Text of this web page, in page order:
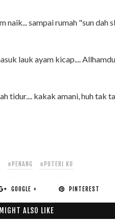
naik... sampai rumah "sun dah
lauk ayam kicap....
tidur.... kakak amani, huh tak
#PENANG #PUTERI KU
GOOGLE + PINTEREST
ALSO LIKE